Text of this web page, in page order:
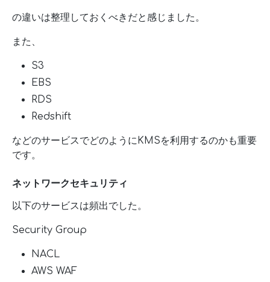
の違いは整理しておくべきだと感じました。
また、
S3
EBS
RDS
Redshift
などのサービスでどのようにKMSを利用するのかも重要
です。
ネットワークセキュリティ
以下のサービスは頻出でした。
Security Group
NACL
AWS WAF